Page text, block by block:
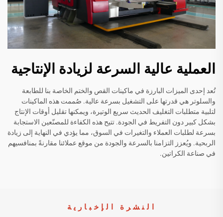
العملية عالية السرعة لزيادة الإنتاجية
تُعد إحدى الميزات البارزة في ماكينات القص والختم الخاصة بنا للطابعة
والسلوتر هي قدرتها على التشغيل بسرعة عالية. صُممت هذه الماكينات
لتلبية متطلبات التغليف الحديث سريع الوتيرة، ويمكنها تقليل أوقات الإنتاج
بشكل كبير دون التفريط في الجودة. تتيح هذه الكفاءة للمصنّعين الاستجابة
بسرعة لطلبات العملاء والتغيرات في السوق، مما يؤدي في النهاية إلى زيادة
الربحية. ويُعزز التزامنا بالسرعة والجودة من موقع عملائنا مقارنةً بمنافسيهم
في صناعة الكراتين.
النشرة الإخبارية